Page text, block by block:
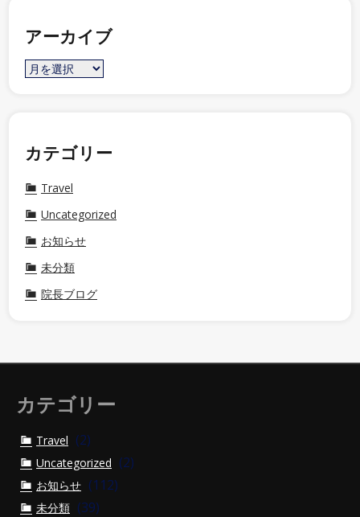
アーカイブ
カテゴリー
Travel
Uncategorized
お知らせ
未分類
院長ブログ
カテゴリー
Travel (2)
Uncategorized (2)
お知らせ (112)
未分類 (39)